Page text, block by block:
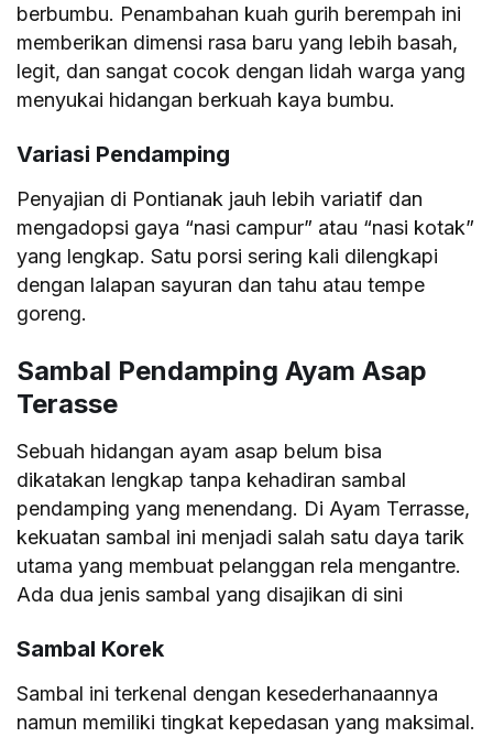
berbumbu. Penambahan kuah gurih berempah ini
memberikan dimensi rasa baru yang lebih basah,
legit, dan sangat cocok dengan lidah warga yang
menyukai hidangan berkuah kaya bumbu.
Variasi Pendamping
Penyajian di Pontianak jauh lebih variatif dan
mengadopsi gaya “nasi campur” atau “nasi kotak”
yang lengkap. Satu porsi sering kali dilengkapi
dengan lalapan sayuran dan tahu atau tempe
goreng.
Sambal Pendamping Ayam Asap
Terasse
Sebuah hidangan ayam asap belum bisa
dikatakan lengkap tanpa kehadiran sambal
pendamping yang menendang. Di Ayam Terrasse,
kekuatan sambal ini menjadi salah satu daya tarik
utama yang membuat pelanggan rela mengantre.
Ada dua jenis sambal yang disajikan di sini
Sambal Korek
Sambal ini terkenal dengan kesederhanaannya
namun memiliki tingkat kepedasan yang maksimal.